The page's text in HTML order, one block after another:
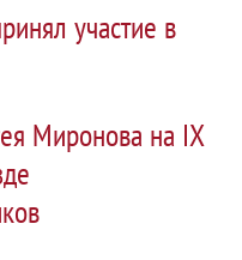
участие в
Миронова на IX